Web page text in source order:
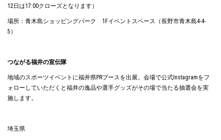
12日は17:00クローズとなります）
場所：青木島ショッピングパーク 1Fイベントスペース（長野市青木島4-4-
5）
つながる福井の宣伝隊
地域のスポーツイベントに福井県PRブースを出展。会場で公式Instagramをフ
ォローしていただくと福井の逸品や選手グッズがその場で当たる抽選会を実
施します。
埼玉県